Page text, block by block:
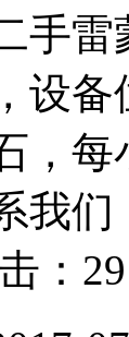
手雷
设备
，每
我们
：29